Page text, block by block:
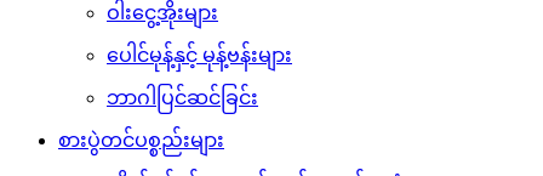
ဝါးငွေ့အိုးများ
ပေါင်မုန့်နှင့် မုန့်ဗန်းများ
ဘာဂါပြင်ဆင်ခြင်း
စားပွဲတင်ပစ္စည်းများ